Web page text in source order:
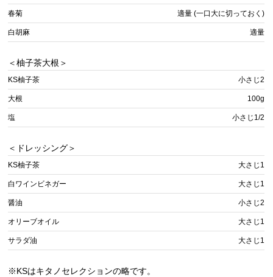
春菊 適量 (一口大に切っておく)
白胡麻 適量
＜柚子茶大根＞
KS柚子茶 小さじ2
大根 100g
塩 小さじ1/2
＜ドレッシング＞
KS柚子茶 大さじ1
白ワインビネガー 大さじ1
醤油 小さじ2
オリーブオイル 大さじ1
サラダ油 大さじ1
※KSはキタノセレクションの略です。